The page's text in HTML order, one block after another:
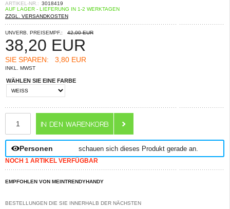
ARTIKEL-NR.: 3018419
AUF LAGER - LIEFERUNG IN 1-2 WERKTAGEN
ZZGL. VERSANDKOSTEN
UNVERB. PREISEMPF.: 42,00 EUR
38,20 EUR
SIE SPAREN: 3,80 EUR
INKL. MWST
WÄHLEN SIE EINE FARBE
Personen schauen sich dieses Produkt gerade an.
NOCH 1 ARTIKEL VERFÜGBAR
EMPFOHLEN VON MEINTRENDYHANDY
BESTELLUNGEN DIE SIE INNERHALB DER NÄCHSTEN